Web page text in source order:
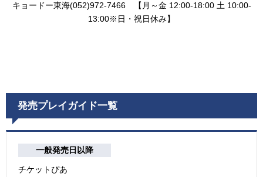
キョードー東海(052)972-7466 【月～金 12:00-18:00 土 10:00-
13:00※日・祝日休み】
発売プレイガイド一覧
一般発売日以降
チケットぴあ